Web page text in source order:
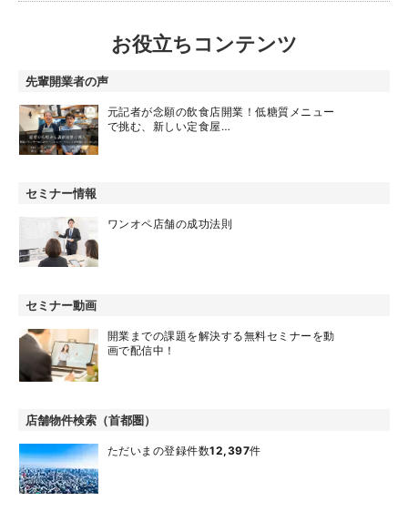
お役立ちコンテンツ
先輩開業者の声
元記者が念願の飲食店開業！低糖質メニュー
で挑む、新しい定食屋…
セミナー情報
ワンオペ店舗の成功法則
セミナー動画
開業までの課題を解決する無料セミナーを動
画で配信中！
店舗物件検索（首都圏）
ただいまの登録件数12,397件